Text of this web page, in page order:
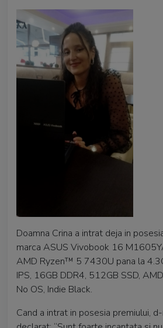
Doamna Crina a intrat deja in
marca ASUS Vivobook 16
AMD Ryzen™ 5 7430U pana la
IPS, 16GB DDR4, 512GB SSD,
No OS, Indie Black.
Cand a intrat in posesia premiului,